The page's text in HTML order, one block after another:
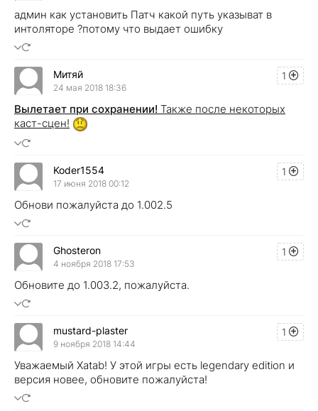
админ как установить Патч какой путь указыват в
интоляторе ?потому что выдает ошибку
1
Митяй
24 мая 2018 18:36
Вылетает при сохранении! Также после некоторых
каст-сцен!
1
Koder1554
17 июня 2018 00:12
Обнови пожалуйста до 1.002.5
1
Ghosteron
4 ноября 2018 17:53
Обновите до 1.003.2, пожалуйста.
1
mustard-plaster
9 ноября 2018 14:44
Уважаемый Xatab! У этой игры есть legendary edition и
версия новее, обновите пожалуйста!